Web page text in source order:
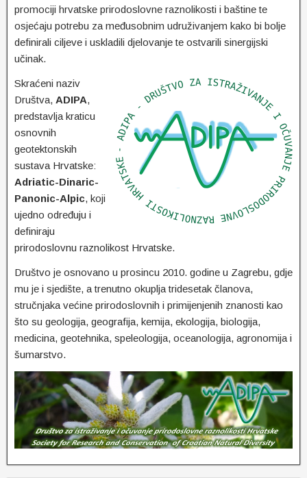
promociji hrvatske prirodoslovne raznolikosti i baštine te
osjećaju potrebu za međusobnim udruživanjem kako bi bolje
definirali ciljeve i uskladili djelovanje te ostvarili sinergijski
učinak.
Skraćeni naziv
Društva, ADIPA,
predstavlja kraticu
osnovnih
geotektonskih
sustava Hrvatske:
Adriatic-Dinaric-
Panonic-Alpic, koji
ujedno određuju i
definiraju
prirodoslovnu raznolikost Hrvatske.
Društvo je osnovano u prosincu 2010. godine u Zagrebu, gdje
mu je i sjedište, a trenutno okuplja tridesetak članova,
stručnjaka većine prirodoslovnih i primijenjenih znanosti kao
što su geologija, geografija, kemija, ekologija, biologija,
medicina, geotehnika, speleologija, oceanologija, agronomija i
šumarstvo.